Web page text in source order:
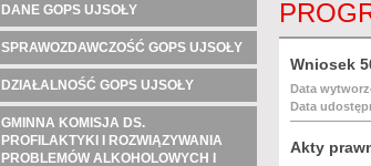
DANE GOPS UJSOŁY
SPRAWOZDAWCZOŚĆ GOPS UJSOŁY
DZIAŁALNOŚĆ GOPS UJSOŁY
GMINNA KOMISJA DS.
PROFILAKTYKI I ROZWIĄZYWANIA
PROBLEMÓW ALKOHOLOWYCH I
Wniosek
Data
Data
Akty